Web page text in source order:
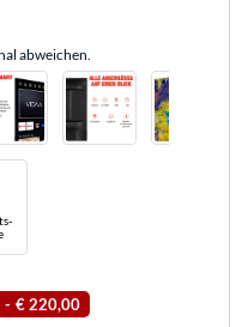
abweichen.
- € 220,00